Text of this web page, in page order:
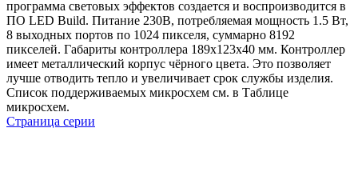
программа световых эффектов создается и воспроизводится в
ПО LED Build. Питание 230В, потребляемая мощность 1.5 Вт,
8 выходных портов по 1024 пикселя, суммарно 8192
пикселей. Габариты контроллера 189x123x40 мм. Контроллер
имеет металлический корпус чёрного цвета. Это позволяет
лучше отводить тепло и увеличивает срок службы изделия.
Список поддерживаемых микросхем см. в Таблице
микросхем.
Страница серии